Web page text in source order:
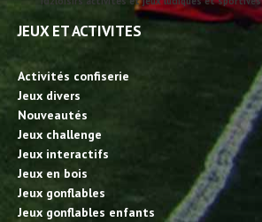
JEUX ET ACTIVITES
Activités confiserie
Jeux divers
Nouveautés
Jeux challenge
Jeux interactifs
Jeux en bois
Jeux gonflables
Jeux gonflables enfants